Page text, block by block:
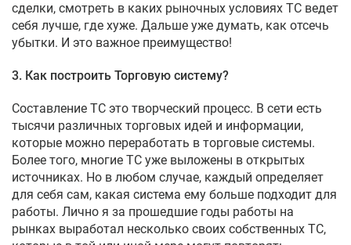
сделки, смотреть в каких рыночных условиях ТС ведет
себя лучше, где хуже. Дальше уже думать, как отсечь
убытки. И это важное преимущество!
3. Как построить Торговую систему?
Составление ТС это творческий процесс. В сети есть
тысячи различных торговых идей и информации,
которые можно переработать в торговые системы.
Более того, многие ТС уже выложены в открытых
источниках. Но в любом случае, каждый определяет
для себя сам, какая система ему больше подходит для
работы. Лично я за прошедшие годы работы на
рынках выработал несколько своих собственных ТС,